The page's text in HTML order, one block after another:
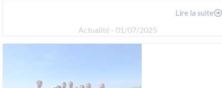
Lire la suite
Actualité - 01/07/2025